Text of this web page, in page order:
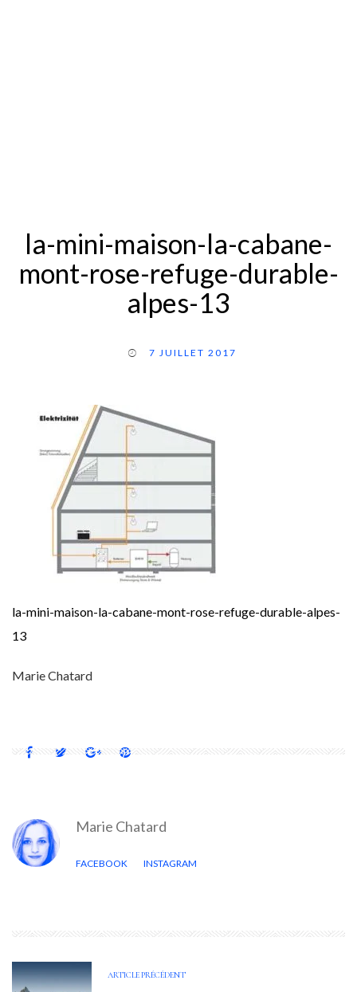
la-mini-maison-la-cabane-
mont-rose-refuge-durable-
alpes-13
7 JUILLET 2017
la-mini-maison-la-cabane-mont-rose-refuge-durable-alpes-
13
Marie Chatard
Marie Chatard
FACEBOOK INSTAGRAM
ARTICLE PRÉCÉDENT